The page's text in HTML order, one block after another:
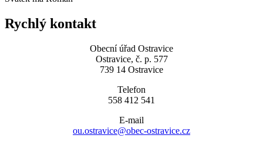
Rychlý kontakt
Obecní úřad Ostravice
Ostravice, č. p. 577
739 14 Ostravice
Telefon
558 412 541
E-mail
ou.ostravice@obec-ostravice.cz